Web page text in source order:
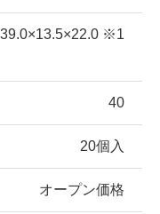
39.0×13.5×22.0 ※1
40
20個入
オープン価格